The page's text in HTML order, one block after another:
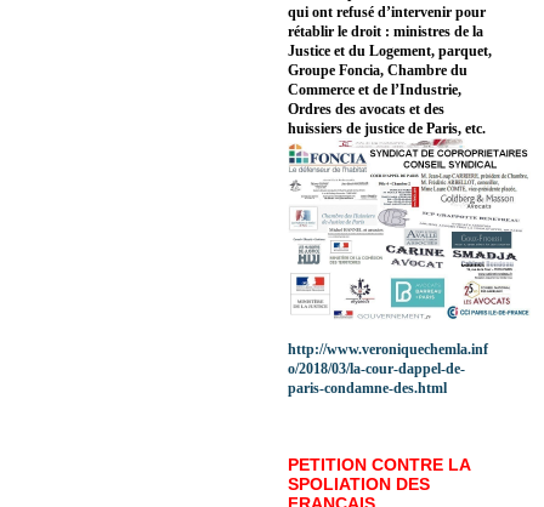
qui ont refusé d’intervenir pour
rétablir le droit : ministres de la
Justice et du Logement, parquet,
Groupe Foncia, Chambre du
Commerce et de l’Industrie,
Ordres des avocats et des
huissiers de justice de Paris, etc.
http://www.veroniquechemla.inf
o/2018/03/la-cour-dappel-de-
paris-condamne-des.html
PETITION CONTRE LA
SPOLIATION DES
FRANÇAIS